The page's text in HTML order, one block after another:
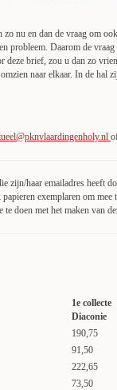
nu en dan de vraag om
probleem. Daarom de vraag
deze brief, zou u dan zo
naar elkaar. In de hal
zijn/haar emailadres heeft
exemplaren om mee
te doen met het maken van
1e collecte
Diaconie
190,75
91,50
222,65
73,50